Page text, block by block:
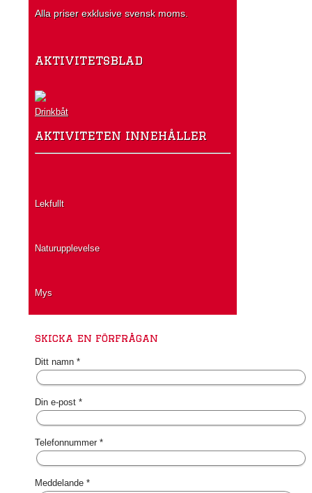
Alla priser exklusive svensk moms.
aktivitetsblad
Drinkbåt
aktiviteten innehåller
Lekfullt
Naturupplevelse
Mys
skicka en förfrågan
Ditt namn *
Din e-post *
Telefonnummer *
Meddelande *